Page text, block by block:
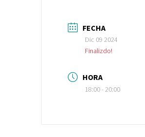
FECHA
Dic 09 2024
Finalizdo!
HORA
18:00 - 20:00